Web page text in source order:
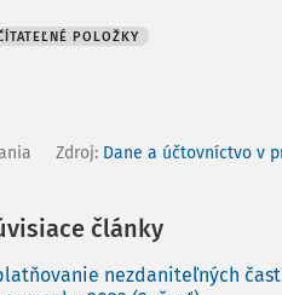
POLOŽKY
Zdroj: Dane a účtovníctvo v
články
nezdaniteľných